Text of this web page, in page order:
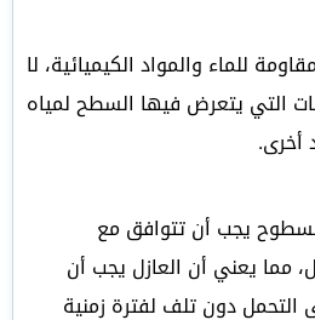
للماء والمواد الكيميائية، لا
التي يتعرض فيها السطح لمياه
أخرى.
يجب أن تتوافق مع
مما يعني أن العازل يجب أن
التحمل دون تلف لفترة زمنية